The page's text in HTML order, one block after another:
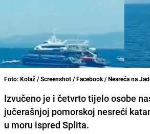
Foto: Kolaž / Screenshot / Facebook / Nesreća na
Izvučeno je i četvrto tijelo osobe
jučerašnjoj pomorskoj nesreći
u moru ispred Splita.